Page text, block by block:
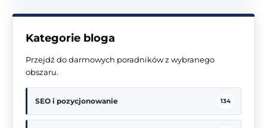
Kategorie bloga
Przejdź do darmowych poradników z wybranego
obszaru.
SEO i pozycjonowanie 134